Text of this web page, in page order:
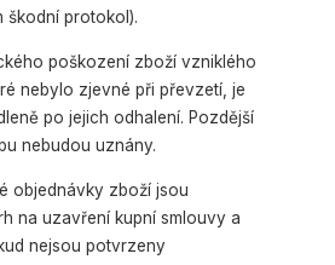
škodní protokol).
poškození zboží vzniklého
nebylo zjevné při převzetí, je
po jejich odhalení. Pozdější
nebudou uznány.
objednávky zboží jsou
na uzavření kupní smlouvy a
nejsou potvrzeny